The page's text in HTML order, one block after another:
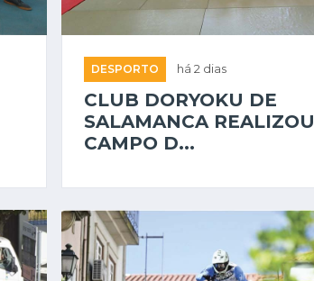
DESPORTO há 2 dias
CLUB DORYOKU DE
SALAMANCA REALIZOU
CAMPO D...